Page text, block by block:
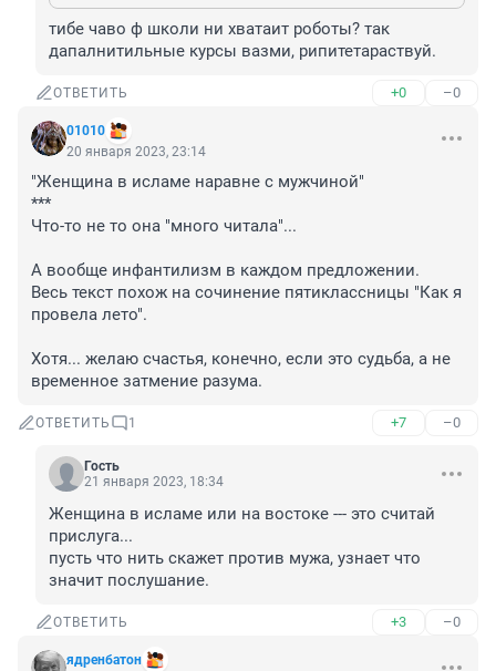
тибе чаво ф школи ни хватаит роботы? так
дапалнитильные курсы вазми, рипитетараствуй.
ОТВЕТИТЬ +0 –0
01010
20 января 2023, 23:14
"Женщина в исламе наравне с мужчиной"
***
Что-то не то она "много читала"...
А вообще инфантилизм в каждом предложении.
Весь текст похож на сочинение пятиклассницы "Как я
провела лето".
Хотя... желаю счастья, конечно, если это судьба, а не
временное затмение разума.
ОТВЕТИТЬ 1 +7 –0
Гость
21 января 2023, 18:34
Женщина в исламе или на востоке --- это считай
прислуга...
пусть что нить скажет против мужа, узнает что
значит послушание.
ОТВЕТИТЬ +3 –0
ядренбатон